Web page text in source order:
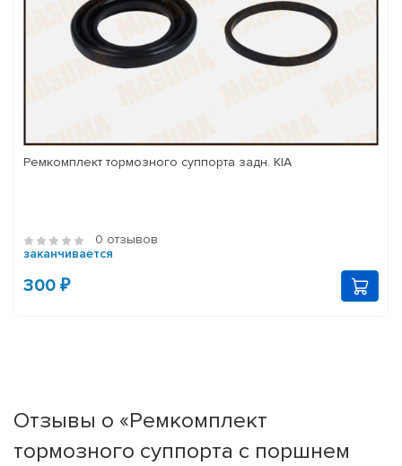
Ремкомплект тормозного суппорта задн. KIA
0 отзывов
заканчивается
300 ₽
Отзывы о «Ремкомплект
тормозного суппорта с поршнем